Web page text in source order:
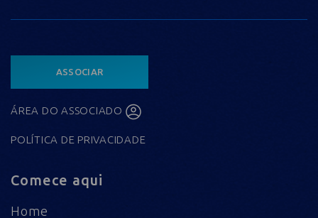
ASSOCIAR
ÁREA DO ASSOCIADO
POLÍTICA DE PRIVACIDADE
Comece aqui
Home